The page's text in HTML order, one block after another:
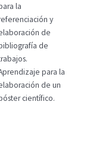
la
y
de
de
para la
de un
científico.